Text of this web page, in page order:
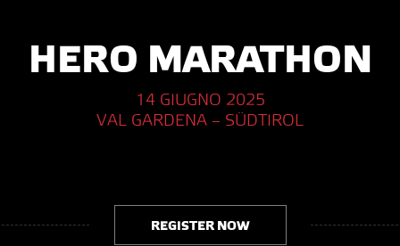
HERO MARATHON
14 GIUGNO 2025
VAL GARDENA – SÜDTIROL
REGISTER NOW